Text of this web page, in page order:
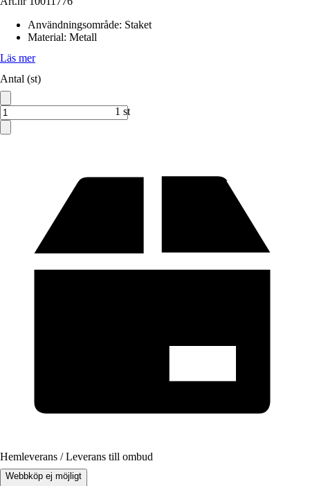
Användningsområde: Staket
Material: Metall
Läs mer
Antal (st)
1 st
Hemleverans / Leverans till ombud
Webbköp ej möjligt